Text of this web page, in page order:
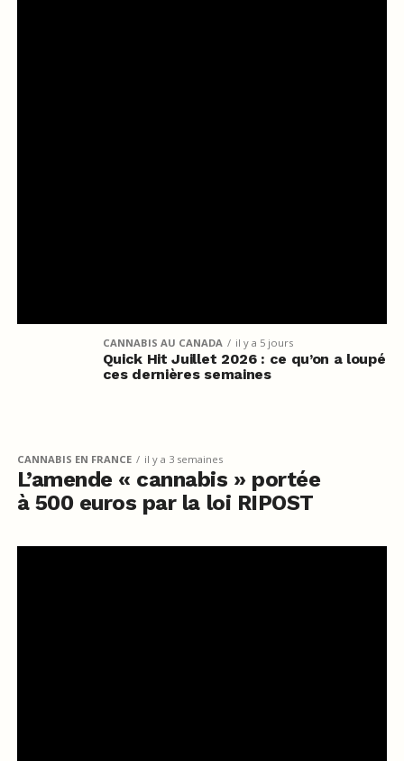
CANNABIS AU CANADA il y a 5 jours
Quick Hit Juillet 2026 : ce qu’on a loupé
ces dernières semaines
CANNABIS EN FRANCE il y a 3 semaines
L’amende « cannabis » portée
à 500 euros par la loi RIPOST